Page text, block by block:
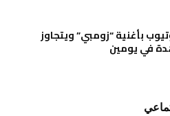
بأغنية “زومبي” ويتجاوز
في يومين